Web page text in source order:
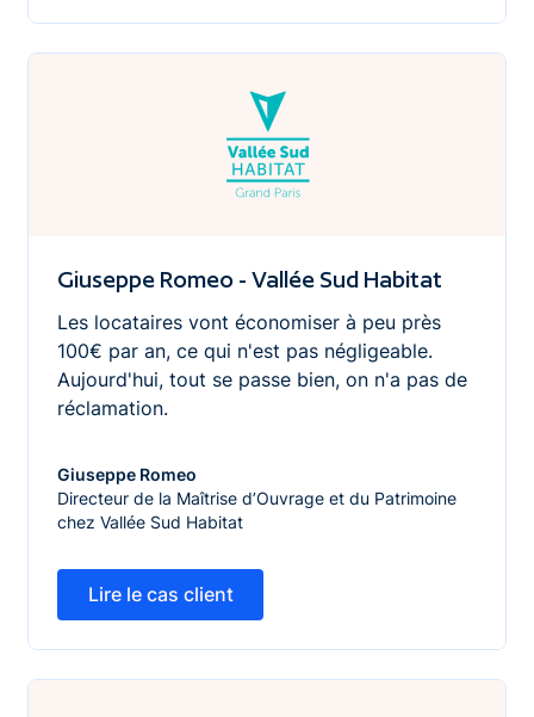
Giuseppe Romeo - Vallée Sud Habitat
Les locataires vont économiser à peu près
100€ par an, ce qui n'est pas négligeable.
Aujourd'hui, tout se passe bien, on n'a pas de
réclamation.
Giuseppe Romeo
Directeur de la Maîtrise d’Ouvrage et du Patrimoine
chez Vallée Sud Habitat
Lire le cas client
Lire le cas client